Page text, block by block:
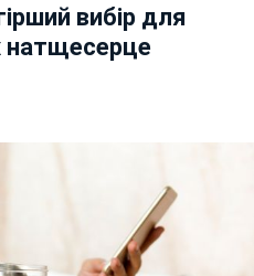
вибір для
натщесерце